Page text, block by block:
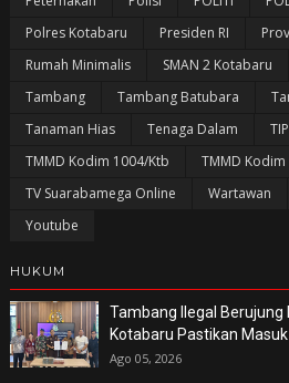
Polres Kotabaru
Presiden RI
Rumah Minimalis
SMAN 2 Kotabaru
Tambang
Tambang Batubara
Tanaman Hias
Tenaga Dalam
TMMD Kodim 1004/Ktb
TMMD
TV Suarabamega Online
Wartawan
Youtube
HUKUM
Tambang Ilegal Berujung
Kotabaru Pastikan
Ago 05, 2026